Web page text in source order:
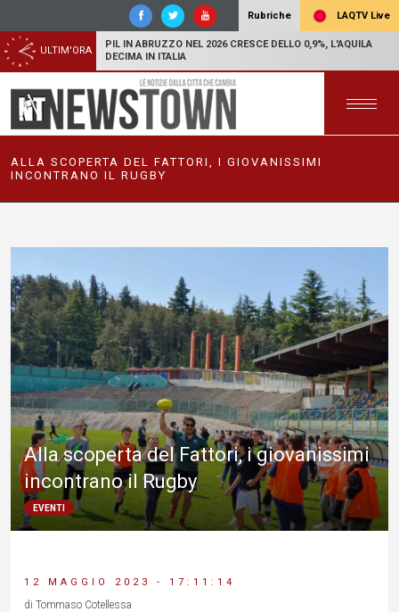
Rubriche LAQTV Live
ULTIM'ORA
PIL IN ABRUZZO NEL 2026 CRESCE DELLO 0,9%, L'AQUILA
DECIMA IN ITALIA
ALLA SCOPERTA DEL FATTORI, I GIOVANISSIMI
INCONTRANO IL RUGBY
Alla scoperta del Fattori, i giovanissimi
incontrano il Rugby
EVENTI
12 MAGGIO 2023 - 17:11:14
di Tommaso Cotellessa